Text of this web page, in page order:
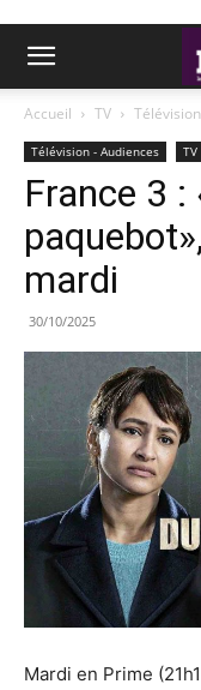
Accueil TV
Télévision - Audiences TV
France 3
mardi
30/10/2025
Mardi en Prime